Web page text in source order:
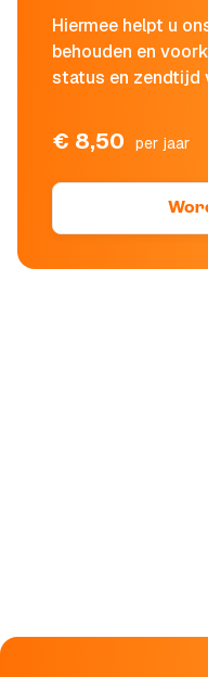
Hiermee helpt u
behouden en
status en zendtijd
€ 8,50 per jaar